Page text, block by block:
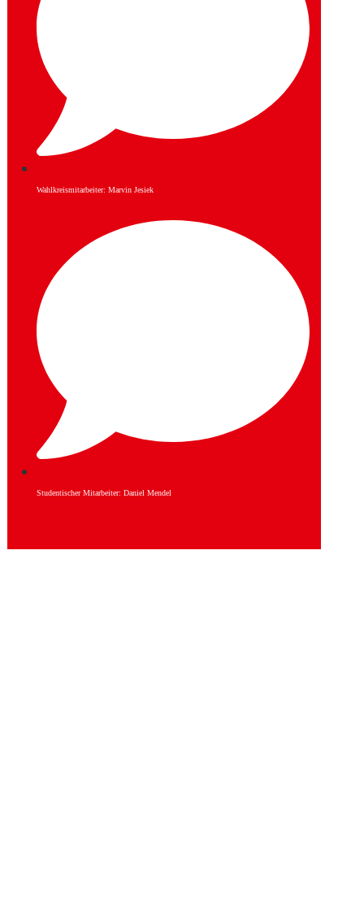
Wahlkreismitarbeiter: Marvin Jesiek
Studentischer Mitarbeiter: Daniel Mendel